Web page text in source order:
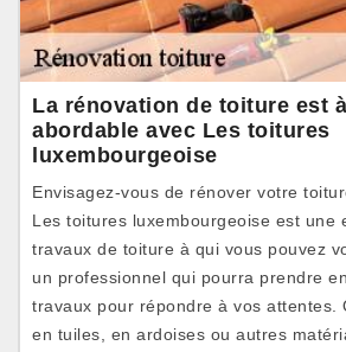
La rénovation de toiture est
abordable avec Les toitures
luxembourgeoise
Envisagez-vous de rénover votre
Les toitures luxembourgeoise est une
travaux de toiture à qui vous pouvez
un professionnel qui pourra prendre
travaux pour répondre à vos attentes.
en tuiles, en ardoises ou autres